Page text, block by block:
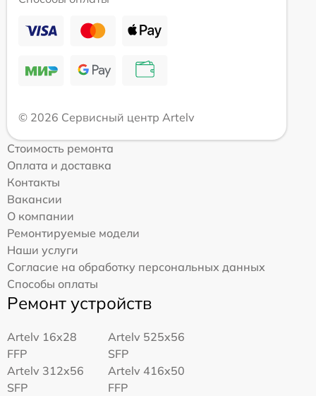
© 2026 Сервисный центр Artelv
Стоимость ремонта
Оплата и доставка
Контакты
Вакансии
О компании
Ремонтируемые модели
Наши услуги
Согласие на обработку персональных данных
Способы оплаты
Ремонт устройств
Artelv 16x28
FFP
Artelv 525x56
SFP
Artelv 312x56
SFP
Artelv 416x50
FFP